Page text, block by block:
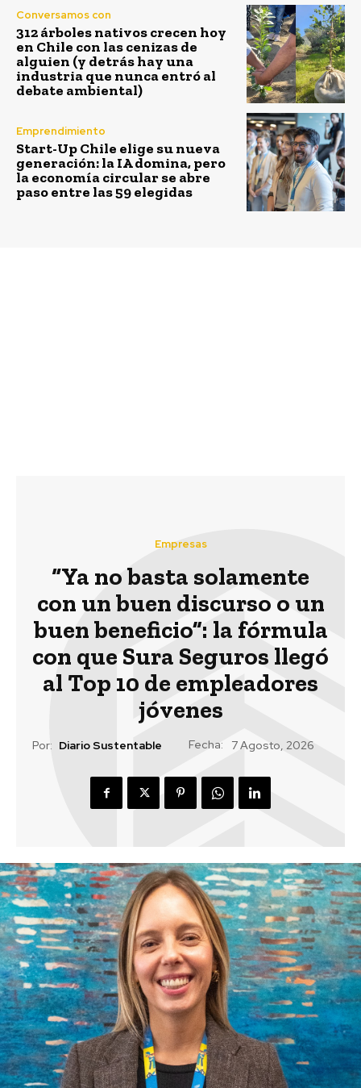
Conversamos con
312 árboles nativos crecen hoy
en Chile con las cenizas de
alguien (y detrás hay una
industria que nunca entró al
debate ambiental)
Emprendimiento
Start-Up Chile elige su nueva
generación: la IA domina, pero
la economía circular se abre
paso entre las 59 elegidas